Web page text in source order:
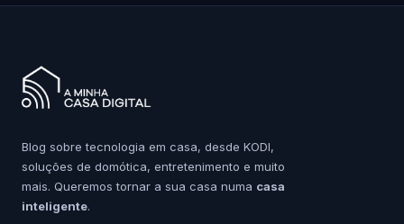
Blog sobre tecnologia em casa, desde KODI,
soluções de domótica, entretenimento e muito
mais. Queremos tornar a sua casa numa casa
inteligente.